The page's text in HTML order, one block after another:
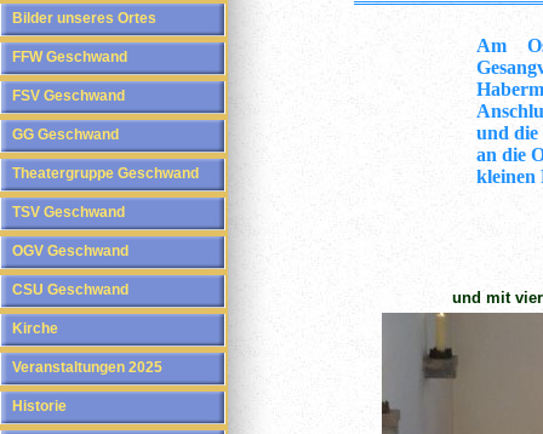
Bilder unseres Ortes
FFW Geschwand
FSV Geschwand
GG Geschwand
Theatergruppe Geschwand
TSV Geschwand
OGV Geschwand
CSU Geschwand
Kirche
Veranstaltungen 2025
Historie
Am
und die
andie
kleinen
und mit